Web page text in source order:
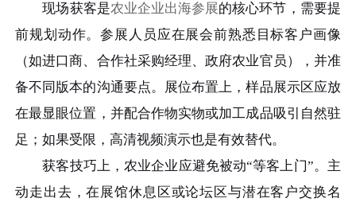
现场获客是农业企业出海参展的核心环节，需要提
前规划动作。参展人员应在展会前熟悉目标客户画像
（如进口商、合作社采购经理、政府农业官员），并准
备不同版本的沟通要点。展位布置上，样品展示区应放
在最显眼位置，并配合作物实物或加工成品吸引自然驻
足；如果受限，高清视频演示也是有效替代。
获客技巧上，农业企业应避免被动“等客上门”。主
动走出去，在展馆休息区或论坛区与潜在客户交换名